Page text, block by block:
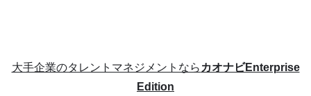
大手企業のタレントマネジメントならカオナビEnterprise
Edition